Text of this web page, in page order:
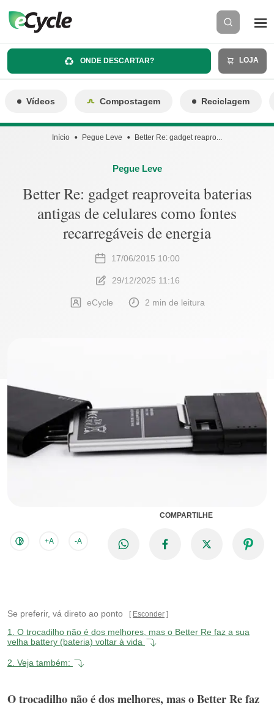
ONDE DESCARTAR? LOJA
Vídeos Compostagem Reciclagem
Início Pegue Leve Better Re: gadget reapro...
Pegue Leve
Better Re: gadget reaproveita baterias
antigas de celulares como fontes
recarregáveis de energia
17/06/2015 10:00
29/12/2025 11:16
eCycle 2 min de leitura
+A -A
COMPARTILHE
Se preferir, vá direto ao ponto Esconder
1. O trocadilho não é dos melhores, mas o Better Re faz a sua
velha battery (bateria) voltar à vida
2. Veja também:
O trocadilho não é dos melhores, mas o Better Re faz